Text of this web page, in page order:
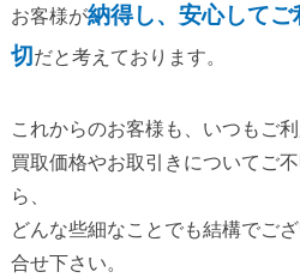
お客様が納得し、安心して
切 だと考えております。
これからのお客様も、いつもご
買取価格やお取引きについてご
ら、
どんな些細なことでも結構でご
合せ下さい。